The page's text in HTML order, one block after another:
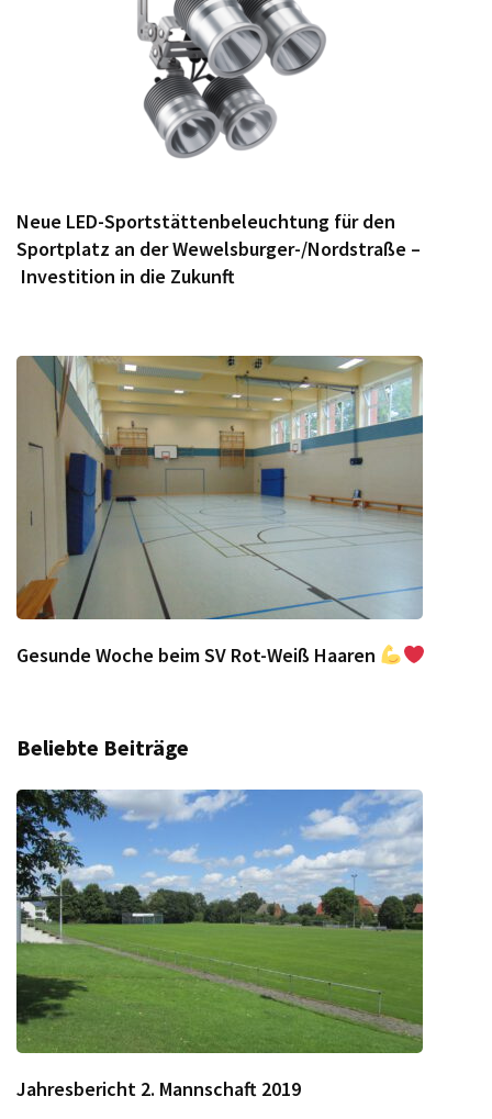
Neue LED-Sportstättenbeleuchtung für den
Sportplatz an der Wewelsburger-/Nordstraße –
Investition in die Zukunft
Gesunde Woche beim SV Rot-Weiß Haaren
Beliebte Beiträge
Jahresbericht 2. Mannschaft 2019